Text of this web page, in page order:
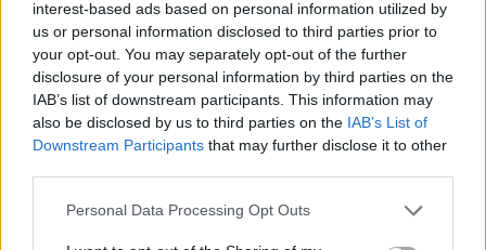
interest-based ads based on personal information utilized by
us or personal information disclosed to third parties prior to
your opt-out. You may separately opt-out of the further
disclosure of your personal information by third parties on the
IAB’s list of downstream participants. This information may
also be disclosed by us to third parties on the IAB’s List of
Downstream Participants that may further disclose it to other
Personal Data Processing Opt Outs
greihaundams?
Baltrušaitis sutinka, kad greihaundai nėra
maratonininkai. Jie – sprinteriai, iš vietos
šauna kaip raketa ir per kelias sekundes
pasiekia stulbinamą greitį. Todėl ir jų
treniruotės specifinės: „Seniau galvojome, jei
šuo bėgikas, tai turi treniruotis kaip bėgikas: